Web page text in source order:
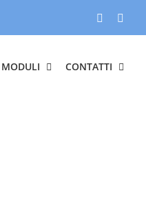
Facebook
MODULI CONTATTI